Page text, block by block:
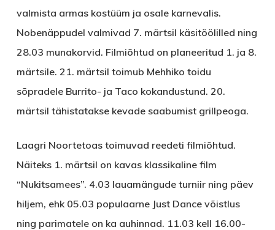
valmista armas kostüüm ja osale karnevalis.
Nobenäppudel valmivad 7. märtsil käsitöölilled ning
28.03 munakorvid. Filmiõhtud on planeeritud 1. ja 8.
märtsile. 21. märtsil toimub Mehhiko toidu
sõpradele Burrito- ja Taco kokandustund. 20.
märtsil tähistatakse kevade saabumist grillpeoga.
Laagri Noortetoastoimuvad reedeti filmiõhtud.
Näiteks 1. märtsil on kavas klassikaline film
“Nukitsamees”. 4.03 lauamängude turniir ning päev
hiljem, ehk 05.03 populaarne Just Dance võistlus
ning parimatele on ka auhinnad. 11.03 kell 16.00-